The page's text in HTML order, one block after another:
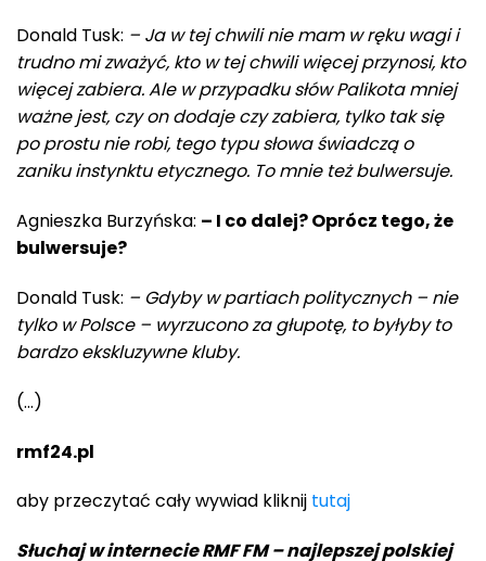
Donald Tusk: – Ja w tej chwili nie mam w ręku wagi i
trudno mi zważyć, kto w tej chwili więcej przynosi, kto
więcej zabiera. Ale w przypadku słów Palikota mniej
ważne jest, czy on dodaje czy zabiera, tylko tak się
po prostu nie robi, tego typu słowa świadczą o
zaniku instynktu etycznego. To mnie też bulwersuje.
Agnieszka Burzyńska: – I co dalej? Oprócz tego, że
bulwersuje?
Donald Tusk: – Gdyby w partiach politycznych – nie
tylko w Polsce – wyrzucono za głupotę, to byłyby to
bardzo ekskluzywne kluby.
(…)
rmf24.pl
aby przeczytać cały wywiad kliknij tutaj
Słuchaj w internecie RMF FM – najlepszej polskiej